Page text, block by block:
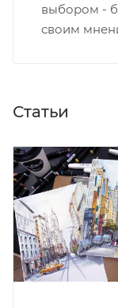
выбором -
своим
Статьи